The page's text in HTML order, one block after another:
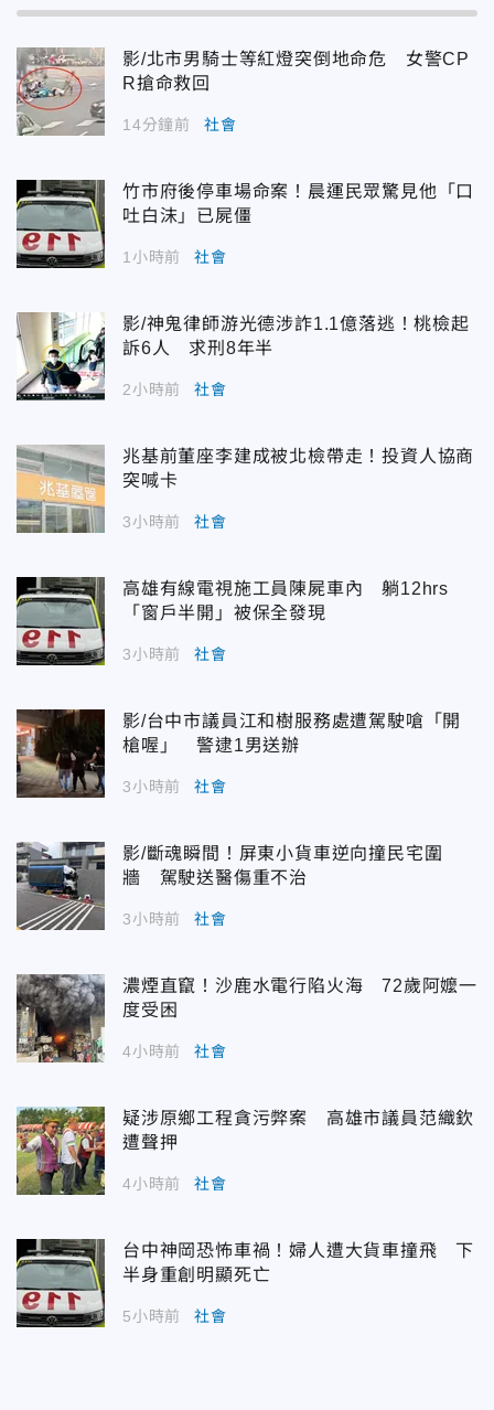
影/北市男騎士等紅燈突倒地命危 女警CP
R搶命救回
14分鐘前 社會
竹市府後停車場命案！晨運民眾驚見他「口
吐白沫」已屍僵
1小時前 社會
影/神鬼律師游光德涉詐1.1億落逃！桃檢起
訴6人 求刑8年半
2小時前 社會
兆基前董座李建成被北檢帶走！投資人協商
突喊卡
3小時前 社會
高雄有線電視施工員陳屍車內 躺12hrs
「窗戶半開」被保全發現
3小時前 社會
影/台中市議員江和樹服務處遭駕駛嗆「開
槍喔」 警逮1男送辦
3小時前 社會
影/斷魂瞬間！屏東小貨車逆向撞民宅圍
牆 駕駛送醫傷重不治
3小時前 社會
濃煙直竄！沙鹿水電行陷火海 72歲阿嬤一
度受困
4小時前 社會
疑涉原鄉工程貪污弊案 高雄市議員范織欽
遭聲押
4小時前 社會
台中神岡恐怖車禍！婦人遭大貨車撞飛 下
半身重創明顯死亡
5小時前 社會